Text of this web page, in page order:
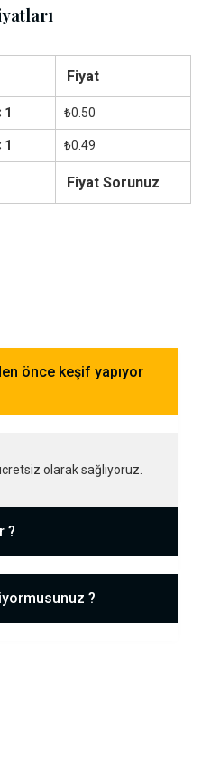
Fiyat
1 ₺0.50
1 ₺0.49
Fiyat Sorunuz
önce keşif yapıyor
olarak sağlıyoruz.
?
?